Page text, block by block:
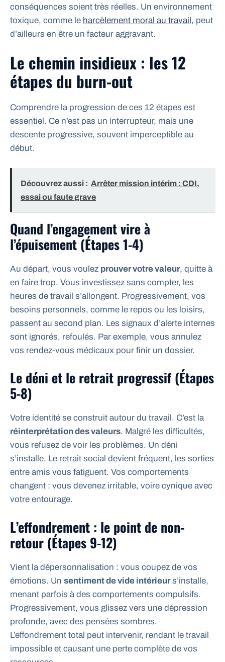
conséquences soient très réelles. Un environnement
toxique, comme le harcèlement moral au travail, peut
d’ailleurs en être un facteur aggravant.
Le chemin insidieux : les 12
étapes du burn-out
Comprendre la progression de ces 12 étapes est
essentiel. Ce n’est pas un interrupteur, mais une
descente progressive, souvent imperceptible au
début.
Découvrez aussi : Arrêter mission intérim : CDI,
essai ou faute grave
Quand l’engagement vire à
l’épuisement (Étapes 1-4)
Au départ, vous voulez prouver votre valeur, quitte à
en faire trop. Vous investissez sans compter, les
heures de travail s’allongent. Progressivement, vos
besoins personnels, comme le repos ou les loisirs,
passent au second plan. Les signaux d’alerte internes
sont ignorés, refoulés. Par exemple, vous annulez
vos rendez-vous médicaux pour finir un dossier.
Le déni et le retrait progressif (Étapes
5-8)
Votre identité se construit autour du travail. C’est la
réinterprétation des valeurs. Malgré les difficultés,
vous refusez de voir les problèmes. Un déni
s’installe. Le retrait social devient fréquent, les sorties
entre amis vous fatiguent. Vos comportements
changent : vous devenez irritable, voire cynique avec
votre entourage.
L’effondrement : le point de non-
retour (Étapes 9-12)
Vient la dépersonnalisation : vous coupez de vos
émotions. Un sentiment de vide intérieurs’installe,
menant parfois à des comportements compulsifs.
Progressivement, vous glissez vers une dépression
profonde, avec des pensées sombres.
L’effondrement total peut intervenir, rendant le travail
impossible et causant une perte complète de vos